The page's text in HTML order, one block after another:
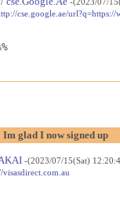
cse.google.ae/
Im glad I now signed up
-(2023/07/15(Sat)